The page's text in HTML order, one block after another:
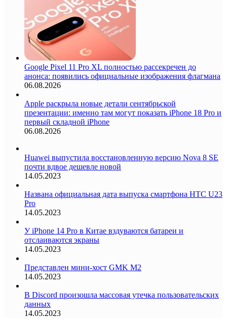
Google Pixel 11 Pro XL полностью рассекречен до
анонса: появились официальные изображения флагмана
06.08.2026
Apple раскрыла новые детали сентябрьской
презентации: именно там могут показать iPhone 18 Pro и
первый складной iPhone
06.08.2026
Huawei выпустила восстановленную версию Nova 8 SE
почти вдвое дешевле новой
14.05.2023
Названа официальная дата выпуска смартфона HTC U23
Pro
14.05.2023
У iPhone 14 Pro в Китае вздуваются батареи и
отслаиваются экраны
14.05.2023
Представлен мини-хост GMK M2
14.05.2023
В Discord произошла массовая утечка пользовательских
данных
14.05.2023